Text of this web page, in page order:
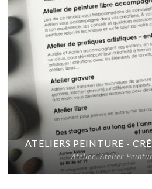
ATELIERS PEINTURE -
Atelier,Atelier